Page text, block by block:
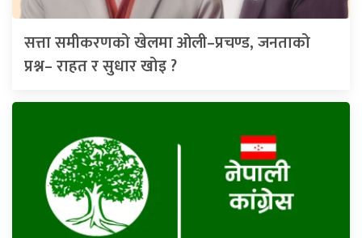
सत्ता समीकरणको खेलमा ओली–प्रचण्ड, जनताको
प्रश्न– राहत र सुधार खोइ ?